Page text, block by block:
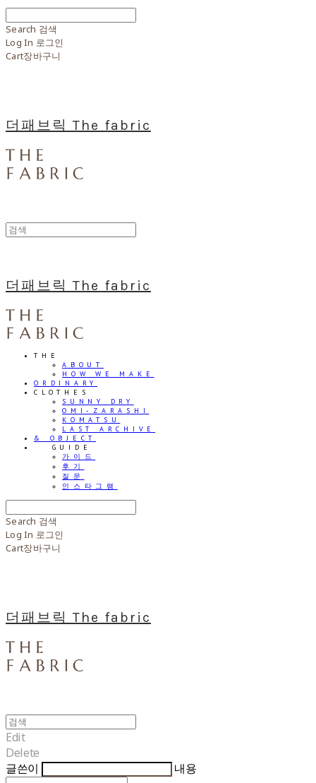
Search 검색
Log In 로그인
Cart장바구니
더패브릭 The fabric
더패브릭 The fabric
THE
ABOUT
HOW WE MAKE
ORDINARY
CLOTHES
SUNNY DRY
OMI-ZARASHI
KOMATSU
LAST ARCHIVE
& OBJECT
⠀⠀GUIDE
가이드
후기
질문
인스타그램
Search 검색
Log In 로그인
Cart장바구니
더패브릭 The fabric
Edit
Delete
글쓴이
내용